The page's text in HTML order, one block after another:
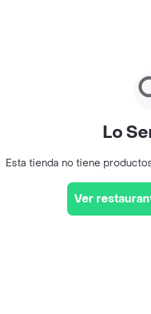
Lo
Esta tienda no tiene
Ver